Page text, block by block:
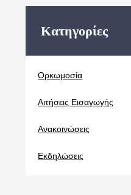
Kατηγορίες
Oρκωμοσία
Αιτήσεις Εισαγωγής
Ανακοινώσεις
Εκδηλώσεις